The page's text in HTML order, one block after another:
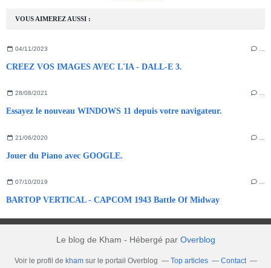
VOUS AIMEREZ AUSSI :
04/11/2023
CREEZ VOS IMAGES AVEC L'IA - DALL-E 3.
28/08/2021
Essayez le nouveau WINDOWS 11 depuis votre navigateur.
21/06/2020
Jouer du Piano avec GOOGLE.
07/10/2019 …
BARTOP VERTICAL - CAPCOM 1943 Battle Of Midway
Le blog de Kham - Hébergé par Overblog
Voir le profil de khamsur le portail Overblog Top articles Contact